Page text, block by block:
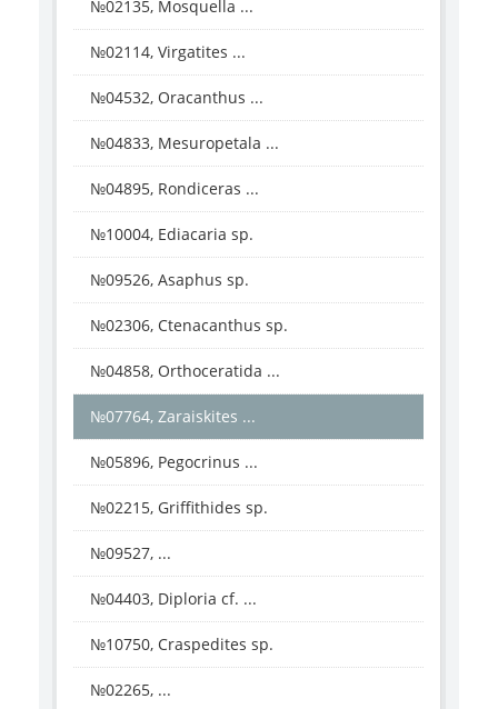
№02135, Mosquella ...
№02114, Virgatites ...
№04532, Oracanthus ...
№04833, Mesuropetala ...
№04895, Rondiceras ...
№10004, Ediacaria sp.
№09526, Asaphus sp.
№02306, Ctenacanthus sp.
№04858, Orthoceratida ...
№07764, Zaraiskites ...
№05896, Pegocrinus ...
№02215, Griffithides sp.
№09527, ...
№04403, Diploria cf. ...
№10750, Craspedites sp.
№02265, ...